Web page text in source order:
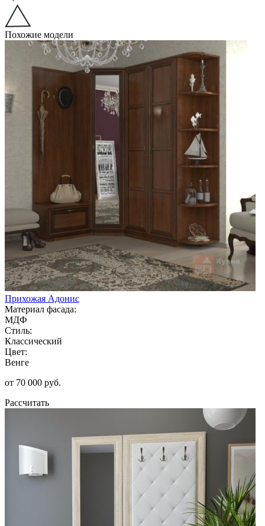
Похожие модели
Прихожая Адонис
Материал фасада:
МДФ
Стиль:
Классический
Цвет:
Венге
от 70 000 руб.
Рассчитать